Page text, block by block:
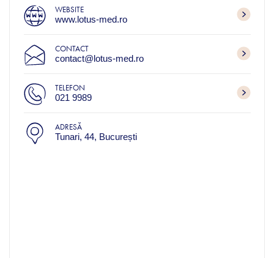
WEBSITE
www.lotus-med.ro
CONTACT
contact@lotus-med.ro
TELEFON
021 9989
ADRESĂ
Tunari, 44, București